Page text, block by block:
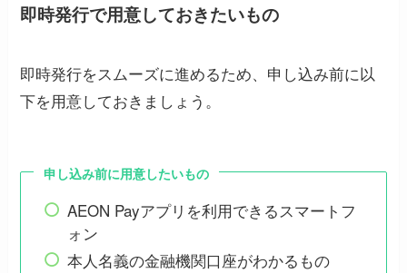
即時発行で用意しておきたいもの
即時発行をスムーズに進めるため、申し込み前に以
下を用意しておきましょう。
申し込み前に用意したいもの
AEON Payアプリを利用できるスマートフ
ォン
本人名義の金融機関口座がわかるもの